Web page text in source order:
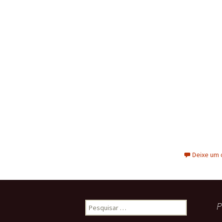
Deixe um
Pesquisar
por: